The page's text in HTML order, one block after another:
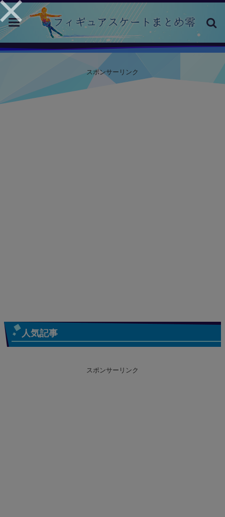
toggle
navigation
スポンサーリンク
人気記事
スポンサーリンク